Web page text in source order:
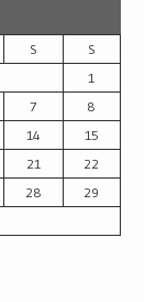
S
S
1
7
8
14
15
21
22
28
29